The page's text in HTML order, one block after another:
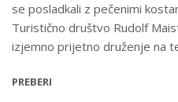
se posladkali z pečenimi
Turistično društvo Rudolf
izjemno prijetno druženje na
PREBERI